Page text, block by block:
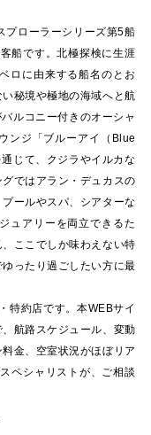
プローラーシリーズ第5船
船です。北極探検に生涯
ロに由来する船名のとお
秘境や極地の海域へと航
ルコニー付きのオーシャ
ンジ「ブルーアイ（Blue
じて、クジラやイルカな
ではアラン・デュカスの
ールやスパ、シアターな
ュアリーを両立できるた
ここでしか味わえない特
ったり過ごしたい方に最
特約店です。本WEBサイ
航路スケジュール、変動
金、空室状況がほぼリア
ペシャリストが、ご相談